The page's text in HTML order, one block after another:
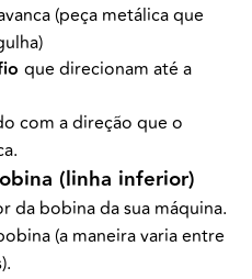
(peça metálica que
que direcionam até a
com a direção que o
(linha inferior)
da bobina da sua máquina.
(a maneira varia entre